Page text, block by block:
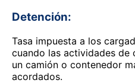
Detención:
Tasa impuesta a los
cuando las actividades de
un camión o contenedor
acordados.